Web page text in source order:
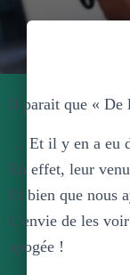
Il parait que « De
… Et il y en a eu
En effet, leur
Et bien que nous
L’envie de les
apogée !